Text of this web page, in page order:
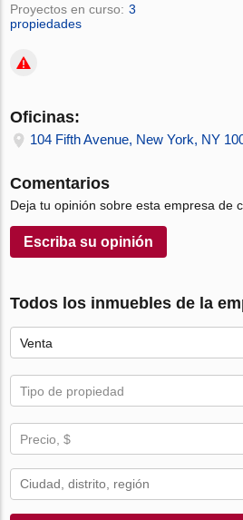
Proyectos en curso: 3
propiedades
Oficinas:
104 Fifth Avenue, New York, NY
Comentarios
Deja tu opinión sobre esta empresa de
Escriba su opinión
Todos los inmuebles de la
Venta
Tipo de propiedad
Precio, $